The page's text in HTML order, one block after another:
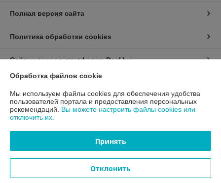
Полная версия сайта
Политика обработки cookies
Сайт создан на платформе Deal.by
Информация для покупателя
Юридическое лицо:ООО "ЦКМФ-БЕЛ"
223043 РБ, Минская обл., Минский р-н, Папернянский с/с, 84А-3
Регистрационный номер ЕГР: 192922947
Регистрационный орган: Мингорисполком
Дата регистрации компании: 31.05.2017
Обработка файлов cookie
Мы используем файлы cookies для обеспечения удобства
пользователей портала и предоставления персональных
рекомендаций. Вы можете настроить файлы cookies или
отключить их.
Принять
Отклонить